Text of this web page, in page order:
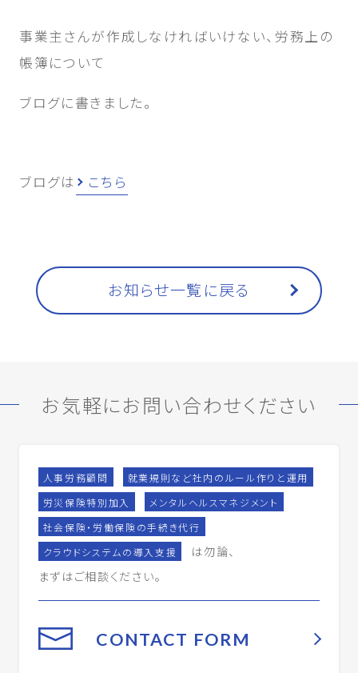
事業主さんが作成しなければいけない、労務上の
帳簿について
ブログに書きました。
ブログは こちら
お知らせ一覧に戻る
お気軽にお問い合わせください
人事労務顧問
就業規則など社内のルール作りと運用
労災保険特別加入
メンタルヘルスマネジメント
社会保険・労働保険の手続き代行
クラウドシステムの導入支援
は勿論、
まずはご相談ください。
CONTACT FORM